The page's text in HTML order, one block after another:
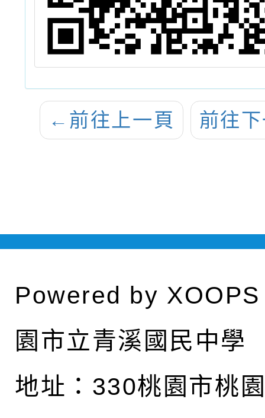
← 前往上一頁 前往
Powered by XOOPS
園市立青溪國民中學
地址： 330桃園市桃